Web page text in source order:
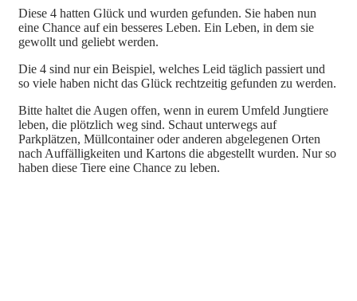
Diese 4 hatten Glück und wurden gefunden. Sie haben nun
eine Chance auf ein besseres Leben. Ein Leben, in dem sie
gewollt und geliebt werden.
Die 4 sind nur ein Beispiel, welches Leid täglich passiert und
so viele haben nicht das Glück rechtzeitig gefunden zu werden.
Bitte haltet die Augen offen, wenn in eurem Umfeld Jungtiere
leben, die plötzlich weg sind. Schaut unterwegs auf
Parkplätzen, Müllcontainer oder anderen abgelegenen Orten
nach Auffälligkeiten und Kartons die abgestellt wurden. Nur so
haben diese Tiere eine Chance zu leben.